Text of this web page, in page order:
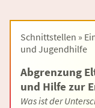
Schnittstellen »
und Jugendhilfe
Abgrenzung
und Hilfe zur
Was ist der